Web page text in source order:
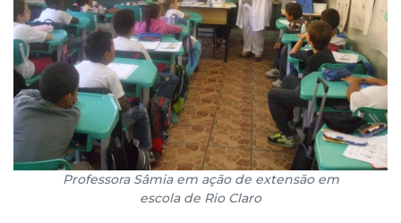
Professora Sâmia em ação de extensão em
escola de Rio Claro